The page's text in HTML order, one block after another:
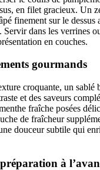
en filet gracieux. Un
finement sur le dessus
. Servir dans les verrines
en couches.
gourmands
croquante, un sablé
et des saveurs
fraîche posées
de fraîcheur
douceur subtile qui
à